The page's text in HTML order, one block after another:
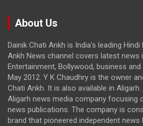
About Us
Dainik Chati Ankh is India's leading
Ankh News channel covers latest news
Entertainment, Bollywood, business
May 2012. Y K Chaudhry is the owner
Chati Ankh. It is also available in
Aligarh news media company focusing
news publications. The company is
brand that pioneered independent